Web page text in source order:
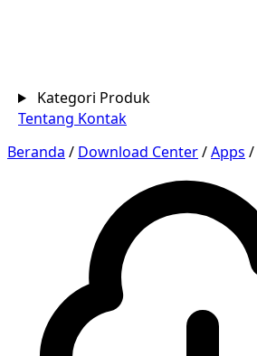
Kategori Produk
Tentang Kontak
Beranda / Download Center/Apps /